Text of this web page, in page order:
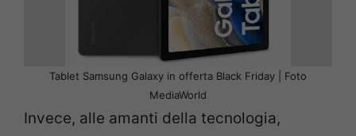
Tablet Samsung Galaxy in offerta Black Friday | Foto
MediaWorld
Invece, alle amanti della tecnologia,